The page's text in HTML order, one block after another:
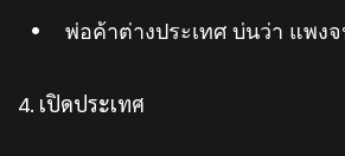
พ่อค้าต่างประเทศ บ่นว่า แพง
4. เปิดประเทศ